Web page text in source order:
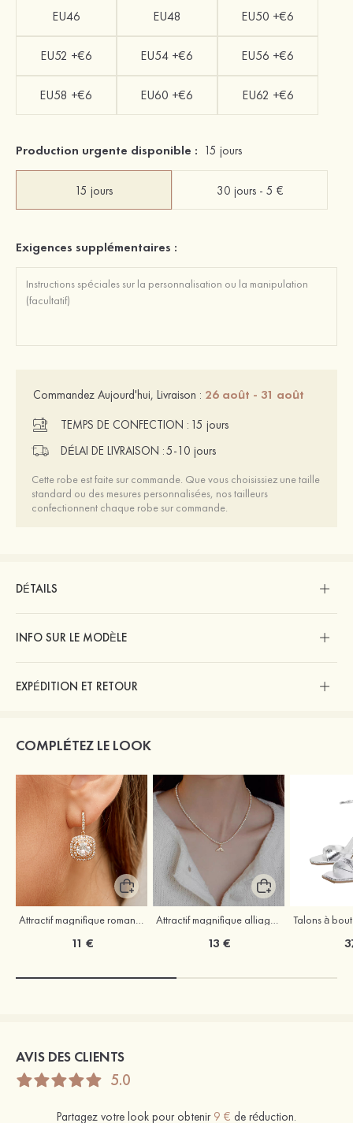
EU46 EU48 EU50 +€6
EU52 +€6 EU54 +€6 EU56 +€6
EU58 +€6 EU60 +€6 EU62 +€6
Production urgente disponible : 15 jours
15 jours 30 jours - 5 €
Exigences supplémentaires :
Commandez Aujourd'hui, Livraison : 26 août - 31 août
TEMPS DE CONFECTION : 15 jours
DÉLAI DE LIVRAISON :5-10 jours
Cette robe est faite sur commande. Que vous choisissiez une taille
standard ou des mesures personnalisées, nos tailleurs
confectionnent chaque robe sur commande.
DÉTAILS
INFO SUR LE MODÈLE
EXPÉDITION ET RETOUR
COMPLÉTEZ LE LOOK
11 € 13 €
AVIS DES CLIENTS
5.0
Partagez votre look pour obtenir 9 € de réduction.